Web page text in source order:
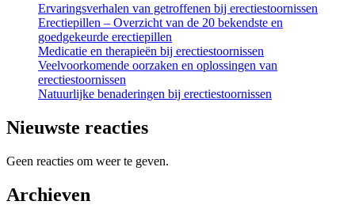
Ervaringsverhalen van getroffenen bij erectiestoornissen
Erectiepillen – Overzicht van de 20 bekendste en
goedgekeurde erectiepillen
Medicatie en therapieën bij erectiestoornissen
Veelvoorkomende oorzaken en oplossingen van
erectiestoornissen
Natuurlijke benaderingen bij erectiestoornissen
Nieuwste reacties
Geen reacties om weer te geven.
Archieven